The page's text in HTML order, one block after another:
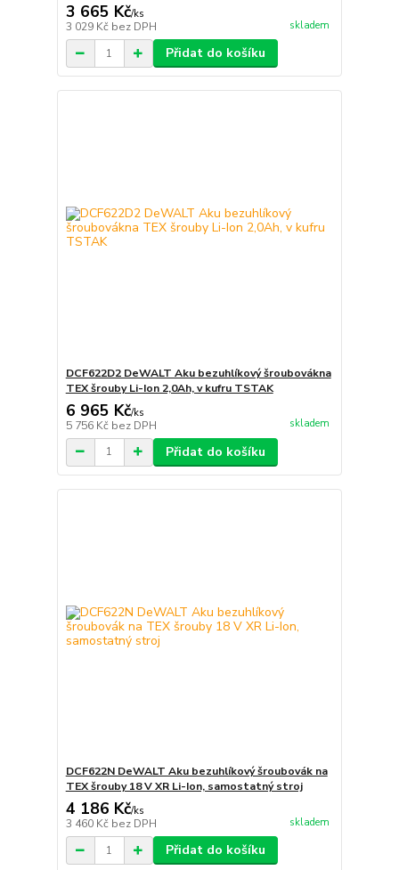
3 665 Kč/ks
3 029 Kč bez DPH skladem
Přidat do košíku
DCF622D2 DeWALT Aku bezuhlíkový šroubovákna
TEX šrouby Li-Ion 2,0Ah, v kufru TSTAK
6 965 Kč/ks
5 756 Kč bez DPH skladem
Přidat do košíku
DCF622N DeWALT Aku bezuhlíkový šroubovák na
TEX šrouby 18 V XR Li-Ion, samostatný stroj
4 186 Kč/ks
3 460 Kč bez DPH skladem
Přidat do košíku